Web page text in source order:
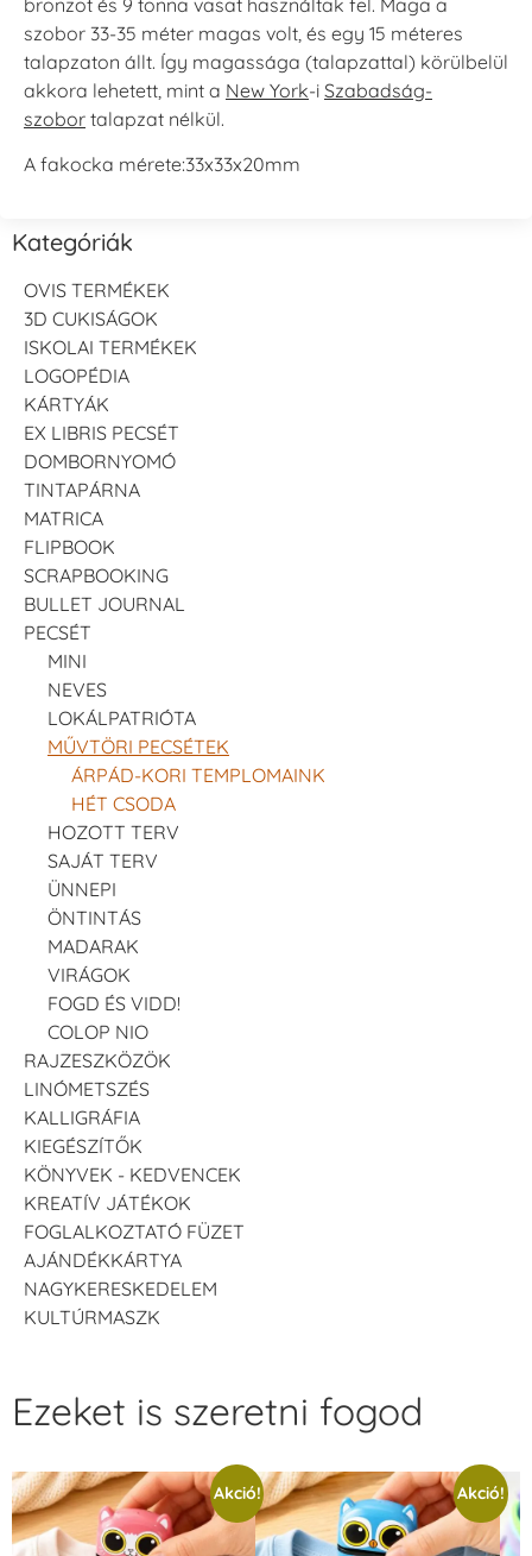
szobor 33-35 méter magas volt, és egy 15 méteres
talapzaton állt. Így magassága (talapzattal) körülbelül
akkora lehetett, mint a New York-i Szabadság-
szobor talapzat nélkül.
A fakocka mérete:33x33x20mm
Kategóriák
OVIS TERMÉKEK
3D CUKISÁGOK
ISKOLAI TERMÉKEK
LOGOPÉDIA
KÁRTYÁK
EX LIBRIS PECSÉT
DOMBORNYOMÓ
TINTAPÁRNA
MATRICA
FLIPBOOK
SCRAPBOOKING
BULLET JOURNAL
PECSÉT
MINI
NEVES
LOKÁLPATRIÓTA
MŰVTÖRI PECSÉTEK
ÁRPÁD-KORI TEMPLOMAINK
HÉT CSODA
HOZOTT TERV
SAJÁT TERV
ÜNNEPI
ÖNTINTÁS
MADARAK
VIRÁGOK
FOGD ÉS VIDD!
COLOP NIO
RAJZESZKÖZÖK
LINÓMETSZÉS
KALLIGRÁFIA
KIEGÉSZÍTŐK
KÖNYVEK - KEDVENCEK
KREATÍV JÁTÉKOK
FOGLALKOZTATÓ FÜZET
AJÁNDÉKKÁRTYA
NAGYKERESKEDELEM
KULTÚRMASZK
Ezeket is szeretni fogod
Akció! Akció!